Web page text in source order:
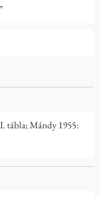
tábla; Mándy 1955: